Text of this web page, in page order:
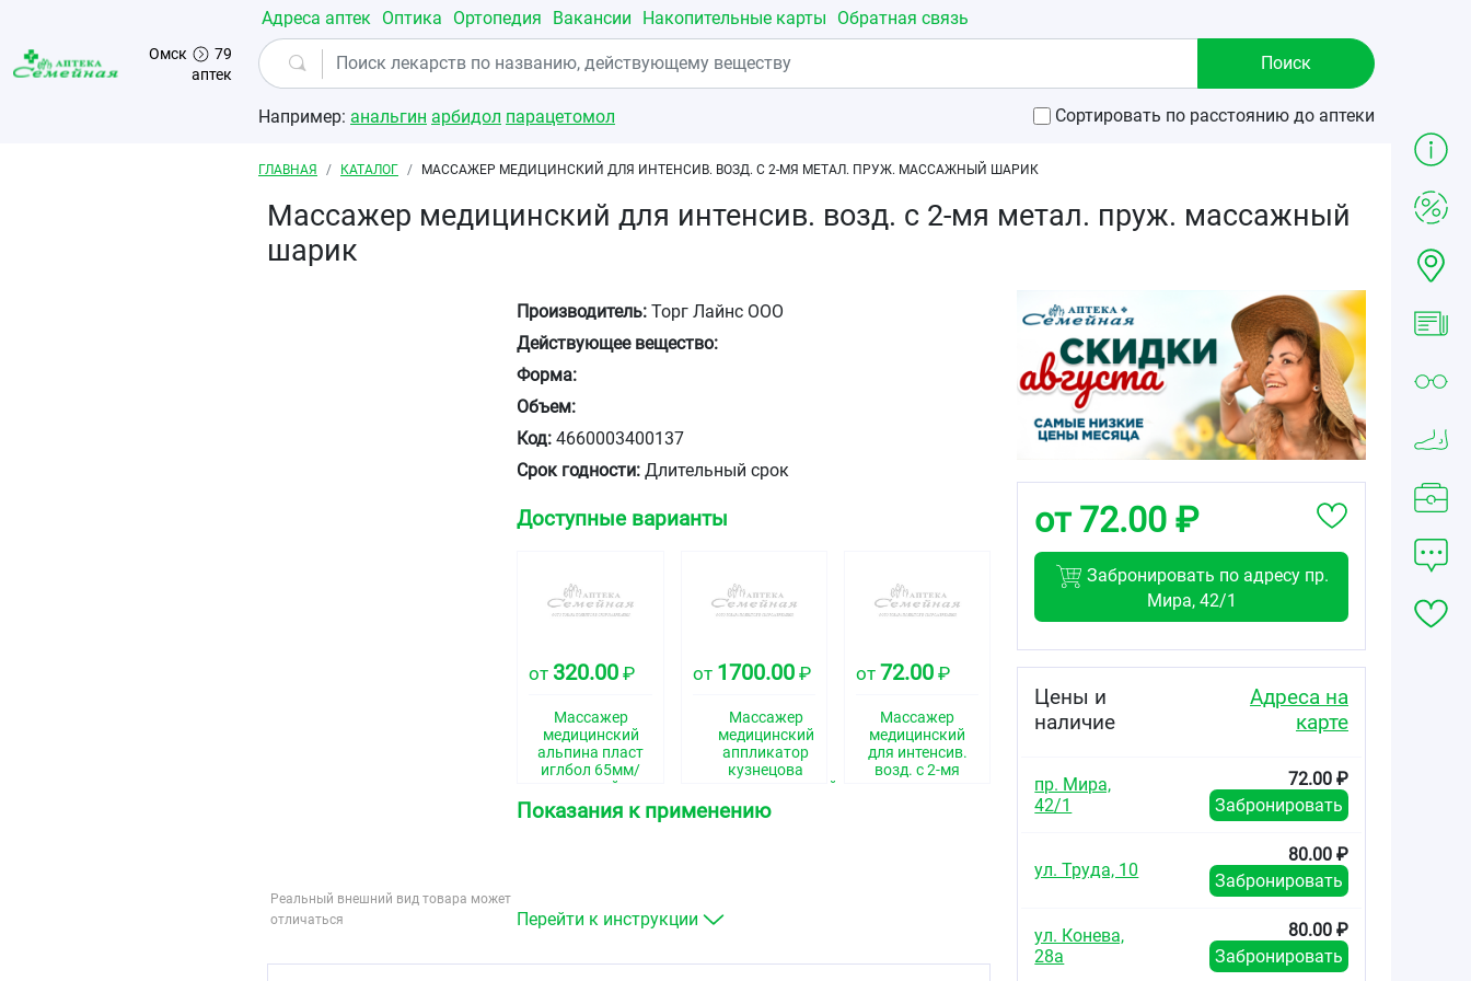
Перейти к основному содержанию
Омск
79
аптек
Адреса аптек Оптика Ортопедия Вакансии Накопительные карты Обратная связь
Например: анальгин арбидол парацетомол Сортировать по расстоянию до аптеки
Строка навигации
ГЛАВНАЯ КАТАЛОГ МАССАЖЕР МЕДИЦИНСКИЙ ДЛЯ ИНТЕНСИВ. ВОЗД. С 2-МЯ МЕТАЛ. ПРУЖ. МАССАЖНЫЙ ШАРИК
Массажер медицинский для интенсив. возд. с 2-мя метал. пруж. массажный
шарик
Реальный внешний вид товара может
отличаться
Производитель: Торг Лайнс ООО
Действующее вещество:
Форма:
Объем:
Код: 4660003400137
Срок годности: Длительный срок
Доступные варианты
от 320.00 ₽
Массажер
медицинский
альпина пласт
иглбол 65мм/
желтый
от 1700.00₽
Массажер
медицинский
аппликатор
кузнецова
металломагнитный
на мягкой
подложке
от72.00 ₽
Массажер
медицинский
для интенсив.
возд. с 2-мя
Показания к применению
Перейти к инструкции
от 72.00 ₽
Забронировать по адресу пр.
Мира, 42/1
Цены и
наличие
Адреса на
карте
пр. Мира,
42/1
72.00 ₽
Забронировать
ул. Труда, 10
80.00 ₽
Забронировать
ул. Конева,
28а
80.00 ₽
Забронировать